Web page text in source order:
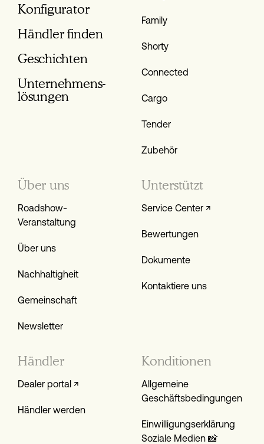
Konfigurator
Händler finden
Geschichten
Unternehmens­
lösungen
Family
Shorty
Connected
Cargo
Tender
Zubehör
Über uns
Roadshow-
Veranstaltung
Über uns
Nachhaltigheit
Gemeinschaft
Newsletter
Unterstützt
Service Center ↗
Bewertungen
Dokumente
Kontaktiere uns
Händler
Dealer portal ↗
Händler werden
Konditionen
Allgemeine
Geschäftsbedingungen
Einwilligungs­erklärung
Soziale Medien 📸